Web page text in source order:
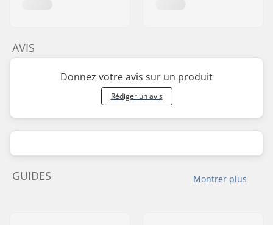
AVIS
Donnez votre avis sur un produit
Rédiger un avis
Montrer plus
GUIDES